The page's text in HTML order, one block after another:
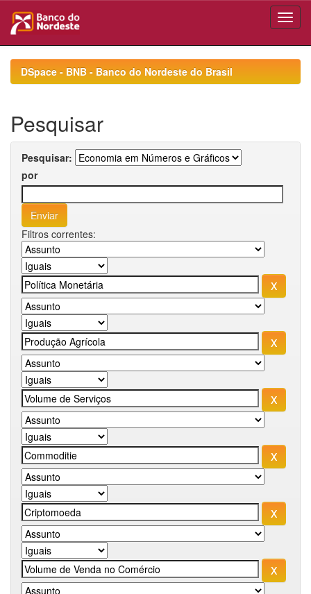
navigationDSpace - BNB - Banco do Nordeste do Brasil
Pesquisar
Pesquisar:
por
Filtros correntes: